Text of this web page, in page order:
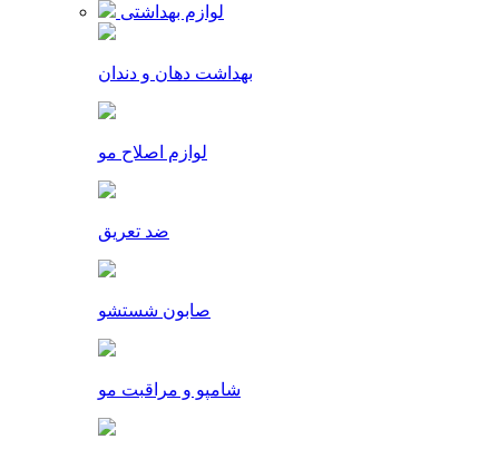
لوازم بهداشتی
بهداشت دهان و دندان
لوازم اصلاح مو
ضد تعریق
صابون شستشو
شامپو و مراقبت مو